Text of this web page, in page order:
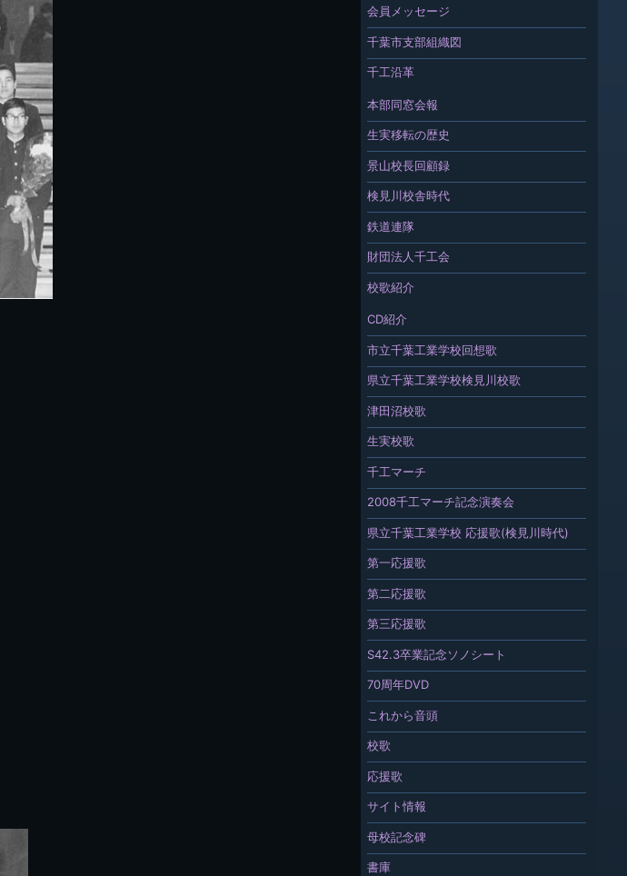
会員メッセージ
千葉市支部組織図
千工沿革
本部同窓会報
生実移転の歴史
景山校長回顧録
検見川校舎時代
鉄道連隊
財団法人千工会
校歌紹介
CD紹介
市立千葉工業学校回想歌
県立千葉工業学校検見川校歌
津田沼校歌
生実校歌
千工マーチ
2008千工マーチ記念演奏会
県立千葉工業学校 応援歌(検見川時代)
第一応援歌
第二応援歌
第三応援歌
S42.3卒業記念ソノシート
70周年DVD
これから音頭
校歌
応援歌
サイト情報
母校記念碑
書庫